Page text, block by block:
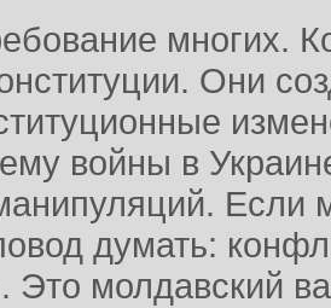
многих.
Они
войны в
думать:
Это молдавский